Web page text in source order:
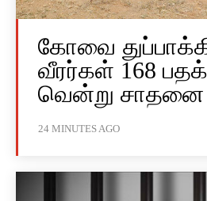
கோவை
வீரர்கள் 168
வென்று சாதனை
24 MINUTES AGO